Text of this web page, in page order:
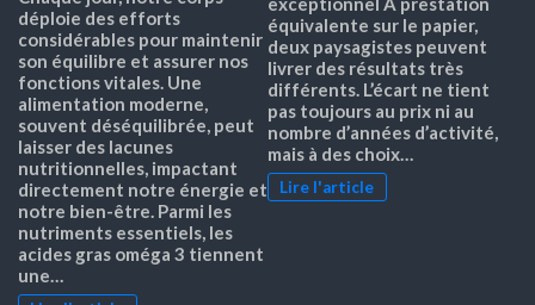
déploie des efforts
considérables pour maintenir
son équilibre et assurer nos
fonctions vitales. Une
alimentation moderne,
souvent déséquilibrée, peut
laisser des lacunes
nutritionnelles, impactant
directement notre énergie et
notre bien-être. Parmi les
nutriments essentiels, les
acides gras oméga 3 tiennent
une…
équivalente sur le papier,
deux paysagistes peuvent
livrer des résultats très
différents. L’écart ne tient
pas toujours au prix ni au
nombre d’années d’activité,
mais à des choix…
Lire l'article